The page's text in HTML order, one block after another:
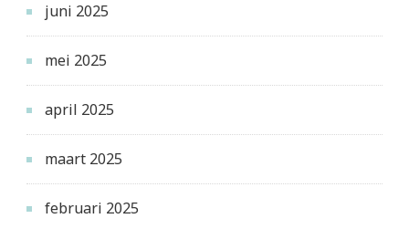
juni 2025
mei 2025
april 2025
maart 2025
februari 2025